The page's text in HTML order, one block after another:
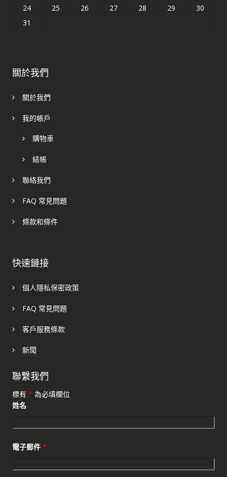
24
25 26 27 28 29
30
31
關於我們
關於我們
我的帳戶
購物車
結帳
聯絡我們
FAQ 常見問題
條款和條件
快速鏈接
個人隱私保密政策
FAQ 常見問題
客戶服務條款
新聞
聯繫我們
標有 * 為必填欄位
姓名
電子郵件 *